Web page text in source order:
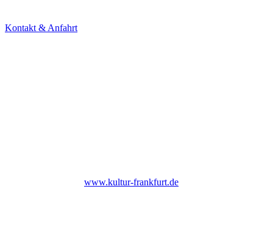
Kontakt & Anfahrt
www.kultur-frankfurt.de